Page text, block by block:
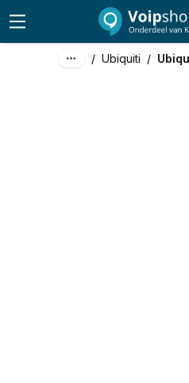
/ Ubiquiti /
excl. btw
incl. btw